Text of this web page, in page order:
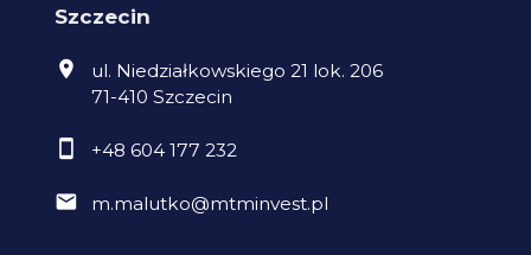
Szczecin
ul. Niedziałkowskiego 21 lok. 206
71-410 Szczecin
+48 604 177 232
m.malutko@mtminvest.pl